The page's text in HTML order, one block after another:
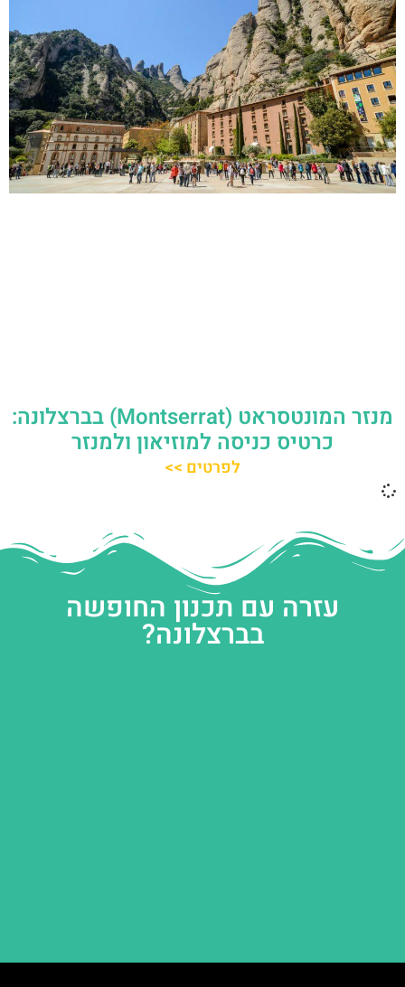
מנזר המונטסראט (Montserrat) בברצלונה:
כרטיס כניסה למוזיאון ולמנזר
לפרטים >>
עזרה עם תכנון החופשה
בברצלונה?